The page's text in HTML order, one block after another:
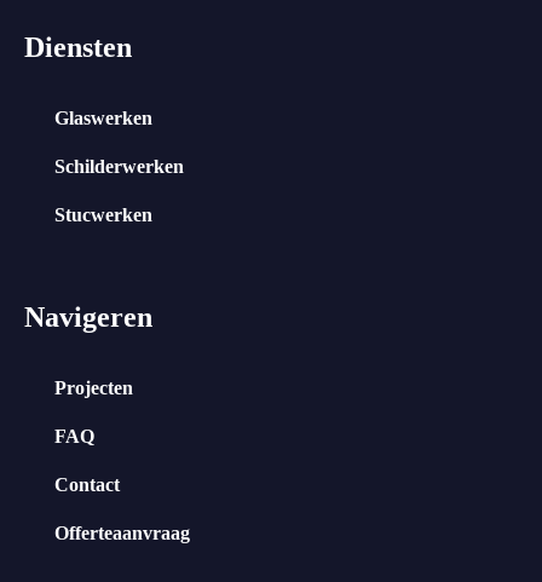
Diensten
Glaswerken
Schilderwerken
Stucwerken
Navigeren
Projecten
FAQ
Contact
Offerteaanvraag